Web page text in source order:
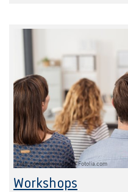
Foto: contrastwerkstatt / Fotolia.com
Workshops